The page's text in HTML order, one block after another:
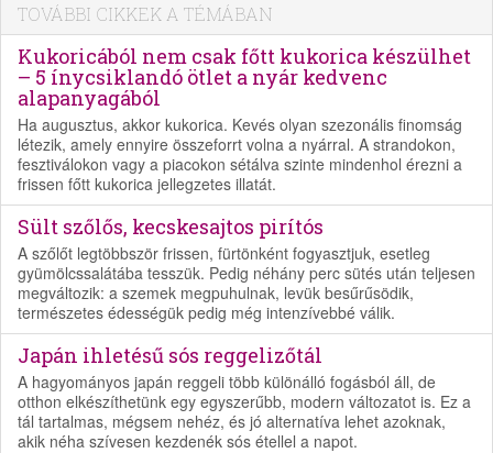
TOVÁBBI CIKKEK A TÉMÁBAN
Kukoricából nem csak főtt kukorica készülhet
– 5 ínycsiklandó ötlet a nyár kedvenc
alapanyagából
Ha augusztus, akkor kukorica. Kevés olyan szezonális finomság
létezik, amely ennyire összeforrt volna a nyárral. A strandokon,
fesztiválokon vagy a piacokon sétálva szinte mindenhol érezni a
frissen főtt kukorica jellegzetes illatát.
Sült szőlős, kecskesajtos pirítós
A szőlőt legtöbbször frissen, fürtönként fogyasztjuk, esetleg
gyümölcssalátába tesszük. Pedig néhány perc sütés után teljesen
megváltozik: a szemek megpuhulnak, levük besűrűsödik,
természetes édességük pedig még intenzívebbé válik.
Japán ihletésű sós reggelizőtál
A hagyományos japán reggeli több különálló fogásból áll, de
otthon elkészíthetünk egy egyszerűbb, modern változatot is. Ez a
tál tartalmas, mégsem nehéz, és jó alternatíva lehet azoknak,
akik néha szívesen kezdenék sós étellel a napot.